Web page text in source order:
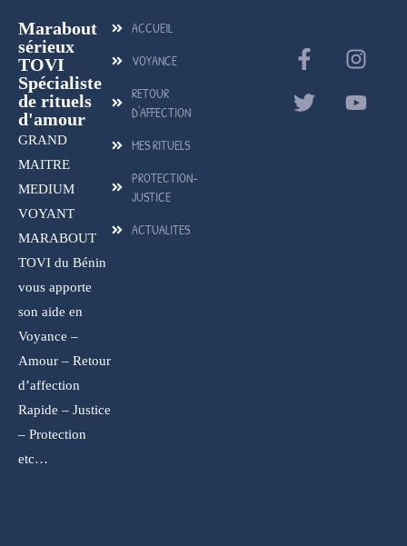
Marabout
sérieux
TOVI
Spécialiste
de rituels
d'amour
GRAND
MAITRE
MEDIUM
VOYANT
MARABOUT
TOVI du Bénin
vous apporte
son aide en
Voyance –
Amour – Retour
d’affection
Rapide – Justice
– Protection
etc…
ACCUEIL
VOYANCE
RETOUR
D'AFFECTION
MES RITUELS
PROTECTION-
JUSTICE
ACTUALITES